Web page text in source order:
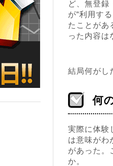
ど、無登録
が“利用す
たことがあ
った内容は
結局何がし
何
実際に体験
は意味がわ
があった。
か。